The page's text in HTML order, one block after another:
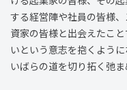
する経営陣や社員の皆様
資家の皆様と出会えたこ
いという意志を抱くよう
いばらの道を切り拓く弛